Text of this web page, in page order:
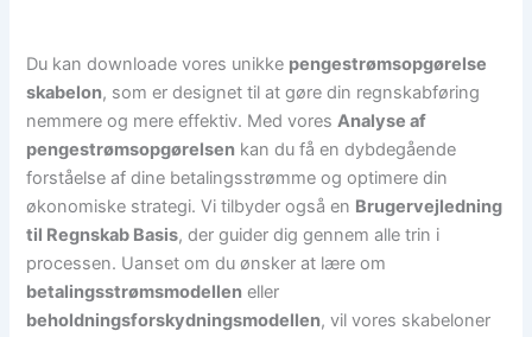
Du kan downloade vores unikke pengestrømsopgørelse
skabelon, som er designet til at gøre din regnskabføring
nemmere og mere effektiv. Med voresAnalyse af
pengestrømsopgørelsen kan du få en dybdegående
forståelse af dine betalingsstrømme og optimere din
økonomiske strategi. Vi tilbyder også en Brugervejledning
til Regnskab Basis, der guider dig gennem alle trin i
processen. Uanset om du ønsker at lære om
betalingsstrømsmodellen eller
beholdningsforskydningsmodellen, vil vores skabeloner